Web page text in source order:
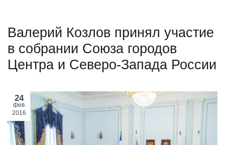
Валерий Козлов принял участие
в собрании Союза городов
Центра и Северо-Запада России
24
фев
2016